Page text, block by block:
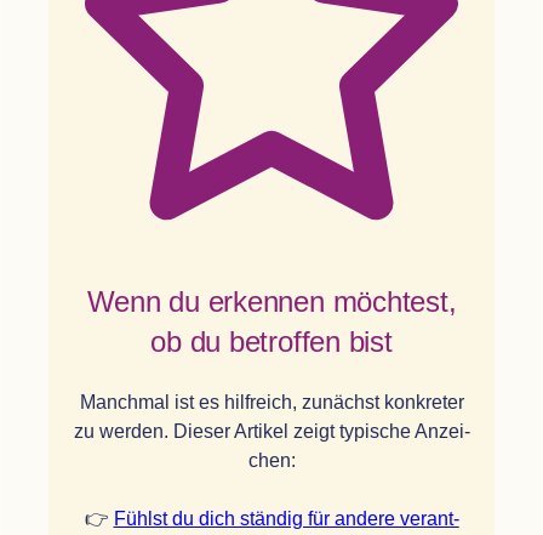
Wenn du erken­nen möch­test,
ob du betrof­fen bist
Manch­mal ist es hilf­reich, zunächst kon­kre­ter
zu wer­den. Die­ser Arti­kel zeigt typi­sche Anzei­
chen:
👉 Fühlst du dich stän­dig für andere ver­ant­